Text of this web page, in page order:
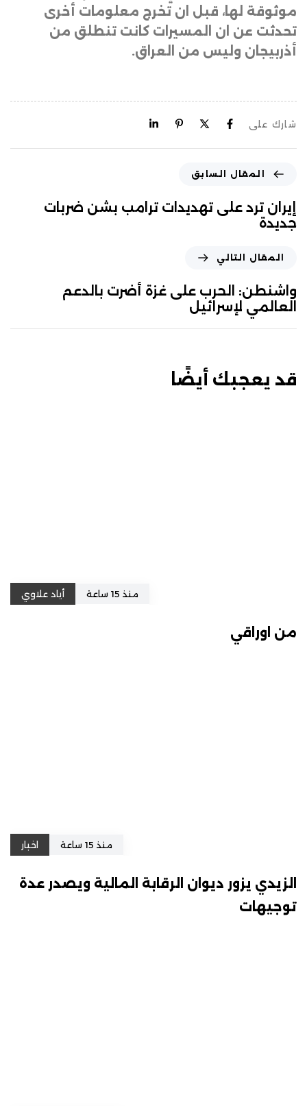
موثوقة لها، قبل ان تخرج معلومات أخرى
تحدثت عن ان المسيرات كانت تنطلق من
أذربيجان وليس من العراق.
شارك على
المقال السابق
إيران ترد على تهديدات ترامب بشن ضربات
جديدة
المقال التالي
واشنطن: الحرب على غزة أضرت بالدعم
العالمي لإسرائيل
قد يعجبك أيضًا
منذ 15 ساعة أياد علاوي
من اوراقي
منذ 15 ساعة اخبار
الزيدي يزور ديوان الرقابة المالية ويصدر عدة
توجيهات